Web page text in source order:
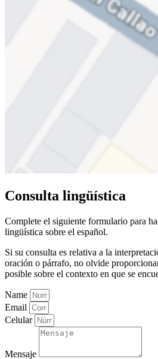
Consulta lingüística
Complete el siguiente formulario para
lingüística sobre el español.
Si su consulta es relativa a la
oración o párrafo, no olvide
posible sobre el contexto en que se
Name
Email
Celular
Mensaje